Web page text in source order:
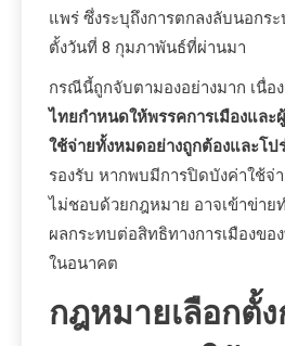
แพร่ ซึ่งระบุถึงการตกลงลับนอกระ
ตั้งวันที่ 8 กุมภาพันธ์ที่ผ่านมา
กรณีนี้ถูกจับตามองอย่างมาก เนื่อ
ไทยกำหนดให้พรรคการเมืองและ
ใช้จ่ายทั้งหมดอย่างถูกต้องและโป
รองรับ หากพบมีการปิดบังค่าใช้จ่
ไม่ชอบด้วยกฎหมาย อาจเข้าข่าย
ผลกระทบต่อสิทธิทางการเมืองขอ
ในอนาคต
กฎหมายเลือกตั้